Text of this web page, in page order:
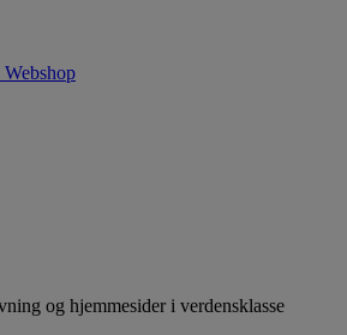
Webshop
og hjemmesider i verdensklasse